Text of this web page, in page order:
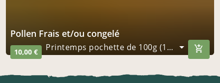
Pollen Frais et/ou congelé
10,00 € Printemps pochette de 100g (100 g)